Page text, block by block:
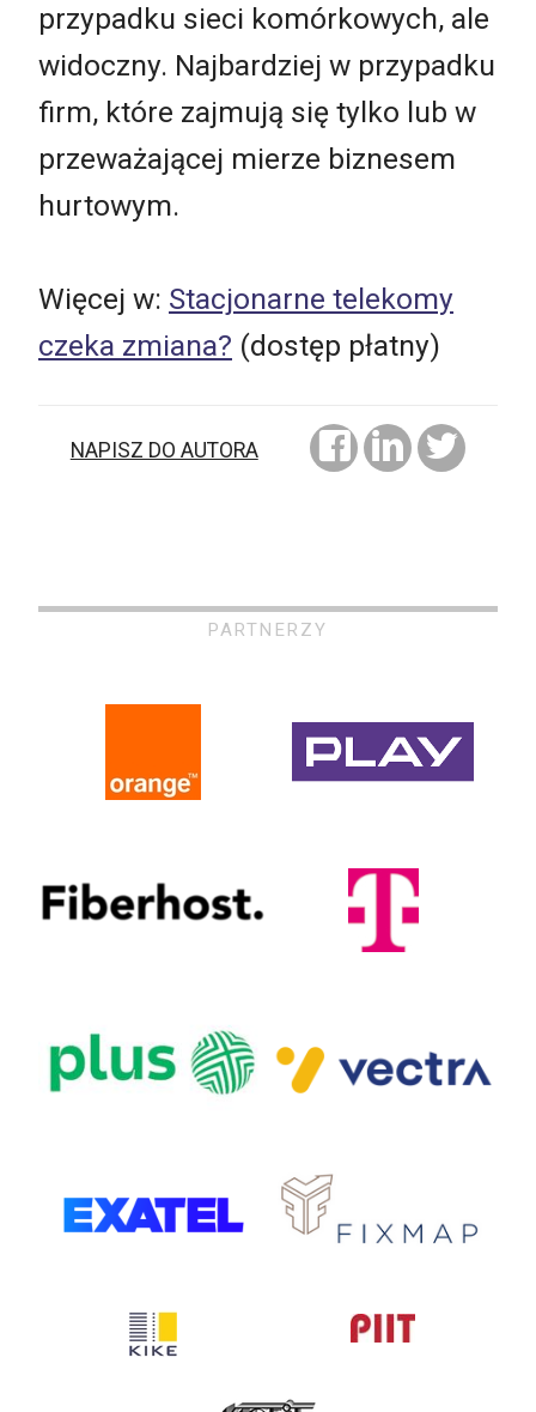
przypadku sieci komórkowych, ale
widoczny. Najbardziej w przypadku
firm, które zajmują się tylko lub w
przeważającej mierze biznesem
hurtowym.
Więcej w: Stacjonarne telekomy
czeka zmiana? (dostęp płatny)
NAPISZ DO AUTORA
PARTNERZY